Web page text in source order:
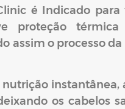
é Indicado para
proteção
assim o processo da
instantânea,
os cabelos